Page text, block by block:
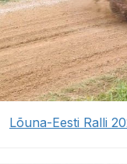
Lõuna-Eesti Ralli